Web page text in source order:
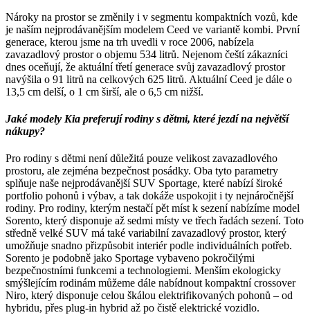
Nároky na prostor se změnily i v segmentu kompaktních vozů, kde
je naším nejprodávanějším modelem Ceed ve variantě kombi. První
generace, kterou jsme na trh uvedli v roce 2006, nabízela
zavazadlový prostor o objemu 534 litrů. Nejenom čeští zákazníci
dnes oceňují, že aktuální třetí generace svůj zavazadlový prostor
navýšila o 91 litrů na celkových 625 litrů. Aktuální Ceed je dále o
13,5 cm delší, o 1 cm širší, ale o 6,5 cm nižší.
Jaké modely Kia preferují rodiny s dětmi, které jezdí na největší
nákupy?
Pro rodiny s dětmi není důležitá pouze velikost zavazadlového
prostoru, ale zejména bezpečnost posádky. Oba tyto parametry
splňuje naše nejprodávanější SUV Sportage, které nabízí široké
portfolio pohonů i výbav, a tak dokáže uspokojit i ty nejnáročnější
rodiny. Pro rodiny, kterým nestačí pět míst k sezení nabízíme model
Sorento, který disponuje až sedmi místy ve třech řadách sezení. Toto
středně velké SUV má také variabilní zavazadlový prostor, který
umožňuje snadno přizpůsobit interiér podle individuálních potřeb.
Sorento je podobně jako Sportage vybaveno pokročilými
bezpečnostními funkcemi a technologiemi. Menším ekologicky
smýšlejícím rodinám můžeme dále nabídnout kompaktní crossover
Niro, který disponuje celou škálou elektrifikovaných pohonů – od
hybridu, přes plug-in hybrid až po čistě elektrické vozidlo.